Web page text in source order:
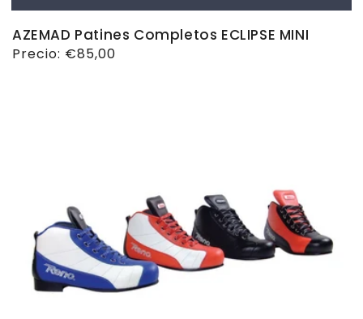
AZEMAD Patines Completos ECLIPSE MINI
Precio
Precio: €85,00